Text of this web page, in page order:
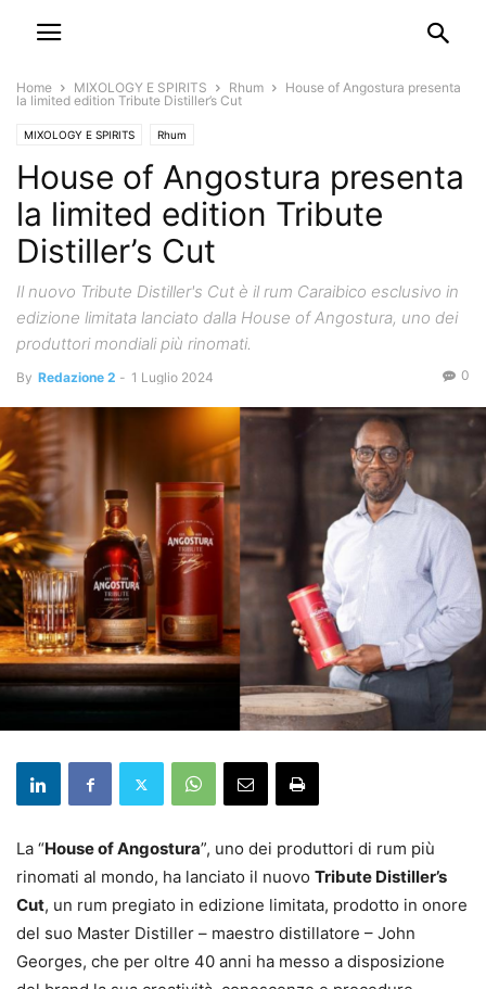
Home MIXOLOGY E SPIRITS Rhum
House of Angostura presenta
la limited edition Tribute Distiller’s Cut
MIXOLOGY E SPIRITS Rhum
House of Angostura presenta
la limited edition Tribute
Distiller’s Cut
Il nuovo Tribute Distiller's Cut è il rum Caraibico esclusivo in
edizione limitata lanciato dalla House of Angostura, uno dei
produttori mondiali più rinomati.
By Redazione 2 - 1 Luglio 2024 0
La “House of Angostura”, uno dei produttori di rum più
rinomati al mondo, ha lanciato il nuovo Tribute Distiller’s
Cut, un rum pregiato in edizione limitata, prodotto in onore
del suo Master Distiller – maestro distillatore – John
Georges, che per oltre 40 anni ha messo a disposizione